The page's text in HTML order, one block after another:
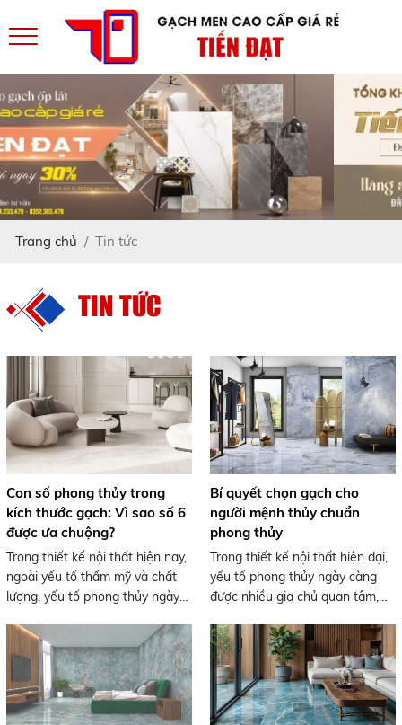
Trang chủ Tin tức
TIN TỨC
Con số phong thủy trong
kích thước gạch: Vì sao số 6
được ưa chuộng?
Trong thiết kế nội thất hiện nay,
ngoài yếu tố thẩm mỹ và chất
lượng, yếu tố phong thủy ngày
tâm. Một trong những chi tiết
thú vị nhưng lại có ảnh hưởng
lớn chính là kích thước gạch.
Đặc biệt, các dòng gạch có số
“6” như 60x60, 60x120 luôn
Bí quyết chọn gạch cho
người mệnh thủy chuẩn
phong thủy
Trong thiết kế nội thất hiện đại,
yếu tố phong thủy ngày càng
được nhiều gia chủ quan tâm,
vật liệu ốp lát. Với người mệnh
Thủy, việc chọn đúng màu sắc
và họa tiết gạch không chỉ giúp
không gian trở nên hài hòa mà
còn góp phần thu hút năng